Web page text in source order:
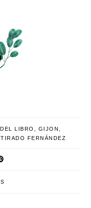
LIBRO , GIJON ,
FERNÁNDEZ